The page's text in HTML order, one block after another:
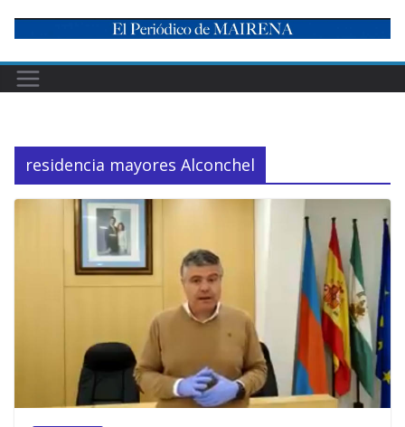
content
residencia mayores Alconchel